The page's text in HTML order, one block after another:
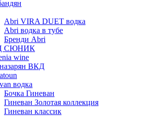
Abri VIRA DUET водка
Abri водка в тубе
Бренди Abri
СЮНИК
wine
ВКД
водка
Бочка Гиневан
Гиневан Золотая коллекция
Гиневан классик